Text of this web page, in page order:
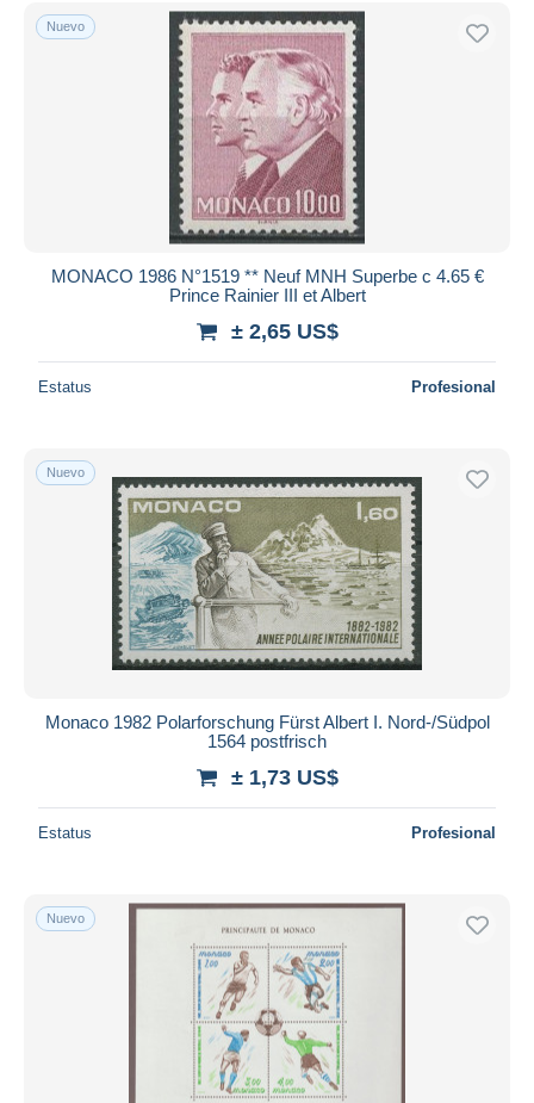
Sólo con descuento
Envío gratis
Métodos de pago
PayPal
Transferencia bancaria
Mastercard
Bancontact
iDeal
Maestro
Residencia del vendedor
Aplicar
Nuevo
MONACO 1986 N°1519 ** Neuf MNH Superbe c 4.65 €
Prince Rainier III et Albert
± 2,65 US$
Estatus Profesional
Nuevo
Monaco 1982 Polarforschung Fürst Albert I. Nord-/Südpol
1564 postfrisch
± 1,73 US$
Estatus Profesional
Nuevo